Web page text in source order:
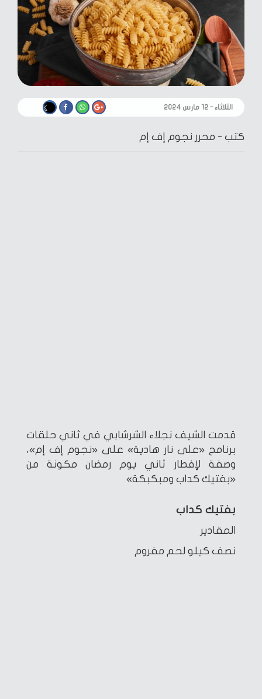
الثلاثاء - ١٢ مارس ٢٠٢٤
كتب - محرر نجوم إف إم
قدمت الشيف نجلاء الشرشابي في ثاني حلقات
برنامج «على نار هادية» على «نجوم إف إم»،
وصفة لإفطار ثاني يوم رمضان مكونة من
«بفتيك كداب ومبكبكة»
بفتيك كداب
المقادير
نصف كيلو لحم مفروم